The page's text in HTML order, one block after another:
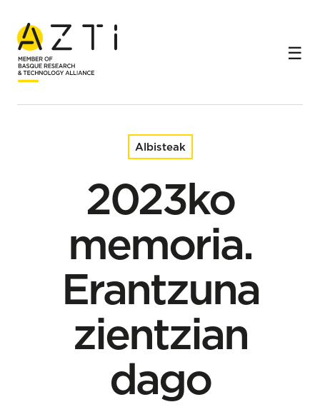
Hasiera Albisteak
2023ko memoria. Erantzuna zientzian dago
Albisteak
2023ko
memoria.
Erantzuna
zientzian
dago